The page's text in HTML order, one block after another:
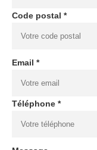
Code postal *
Email *
Téléphone *